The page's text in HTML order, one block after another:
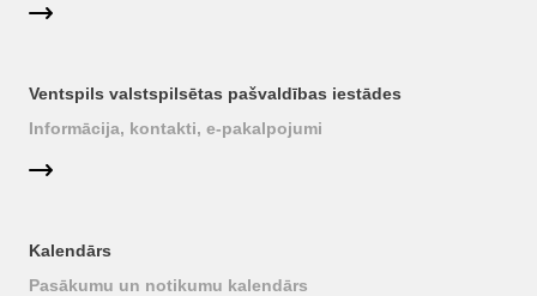
Ventspils valstspilsētas pašvaldības iestādes
Informācija, kontakti, e-pakalpojumi
Kalendārs
Pasākumu un notikumu kalendārs